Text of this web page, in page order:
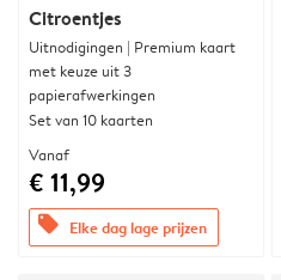
Citroentjes
Uitnodigingen | Premium kaart
met keuze uit 3
papierafwerkingen
Set van 10 kaarten
Vanaf
€ 11,99
offers Elke dag lage prijzen